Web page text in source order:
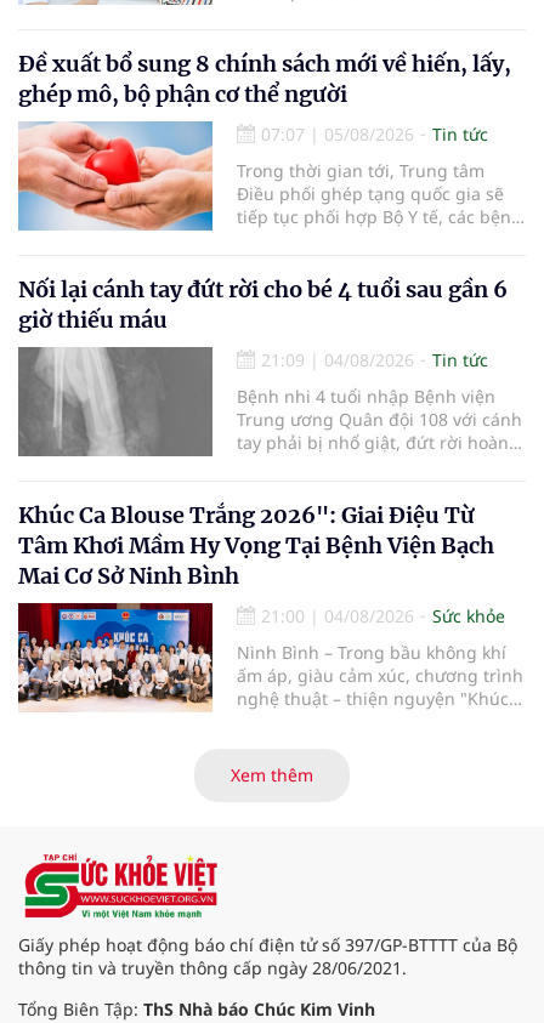
nhận 32.286.360 người, chiếm gần
30% dân số cả nước đã được khám
sức khỏe định kỳ năm nay.
Đề xuất bổ sung 8 chính sách mới về hiến, lấy,
ghép mô, bộ phận cơ thể người
07:07 | 05/08/2026
Tin tức
Trong thời gian tới, Trung tâm
Điều phối ghép tạng quốc gia sẽ
tiếp tục phối hợp Bộ Y tế, các bệnh
cường truyền thông, hoàn thiện
quy trình chuyên môn và hệ thống
hiến và ghép mô tạng.
Nối lại cánh tay đứt rời cho bé 4 tuổi sau gần 6
giờ thiếu máu
21:09 | 04/08/2026
Tin tức
Bệnh nhi 4 tuổi nhập Bệnh viện
Trung ương Quân đội 108 với cánh
tay phải bị nhổ giật, đứt rời hoàn
thương nặng và thời gian thiếu
máu kéo dài, các bác sĩ đã tái lập
tuần hoàn thành công sau ca vi
phẫu kéo dài 3 giờ.
Khúc Ca Blouse Trắng 2026": Giai Điệu Từ
Tâm Khơi Mầm Hy Vọng Tại Bệnh Viện Bạch
Mai Cơ Sở Ninh Bình
21:00 | 04/08/2026
Sức khỏe
Ninh Bình – Trong bầu không khí
ấm áp, giàu cảm xúc, chương trình
nghệ thuật – thiện nguyện "Khúc
điểm dừng chân đầu tiên tại Bệnh
viện Bạch Mai cơ sở Ninh Bình.
Xem thêm
Giấy phép hoạt động báo chí điện tử số 397/GP-BTTTT của Bộ
thông tin và truyền thông cấp ngày 28/06/2021.
Tổng Biên Tập: ThS Nhà báo Chúc Kim Vinh